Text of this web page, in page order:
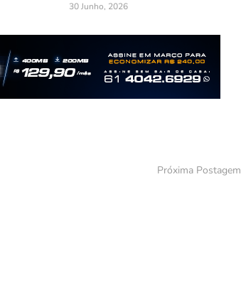
30 Junho, 2026
Próxima Postagem